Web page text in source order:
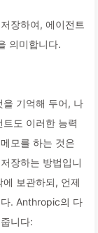
장하여, 에이전트
의미합니다.
을 기억해 두어, 나
도 이러한 능력
모를 하는 것은
장하는 방법입니
보관하되, 언제
. Anthropic의 다
니다: